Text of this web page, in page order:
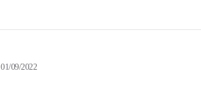
01/09/2022